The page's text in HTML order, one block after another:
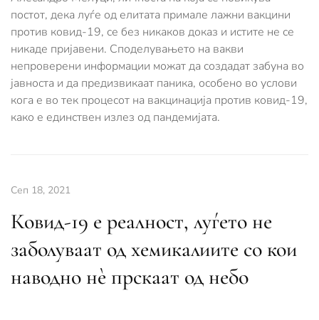
постот, дека луѓе од елитата примале лажни вакцини
против ковид-19, се без никаков доказ и истите не се
никаде пријавени. Споделувањето на вакви
непроверени информации можат да создадат забуна во
јавноста и да предизвикаат паника, особено во услови
кога е во тек процесот на вакцинација против ковид-19,
како е единствен излез од пандемијата.
Сеп 18, 2021
Ковид-19 е реалност, луѓето не
заболуваат од хемикалиите со кои
наводно нè прскаат од небо